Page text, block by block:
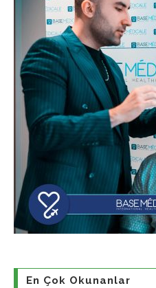
En Çok Okunanlar